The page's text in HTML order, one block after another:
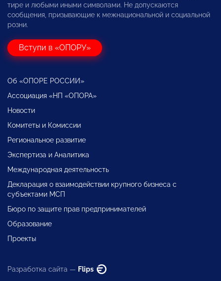
тире и любыми иными символами. Не допускаются
сообщения, призывающие к межнациональной и социальной
розни.
Вступи в «ОПОРУ»
Об «ОПОРЕ РОССИИ»
Ассоциация «НП «ОПОРА»
Новости
Комитеты и Комиссии
Региональное развитие
Экспертиза и Аналитика
Международная деятельность
Декларация о взаимодействии крупного бизнеса с
субъектами МСП
Бюро по защите прав предпринимателей
Образование
Проекты
Разработка сайта — Flips